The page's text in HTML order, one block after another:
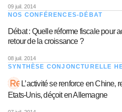
09 juil. 2014
NOS CONFÉRENCES-DÉBAT
Débat : Quelle réforme fiscale pour
retour de la croissance ?
08 juil. 2014
SYNTHÈSE CONJONCTURELLE
L’activité se renforce en Chine,
Etats-Unis, déçoit en Allemagne